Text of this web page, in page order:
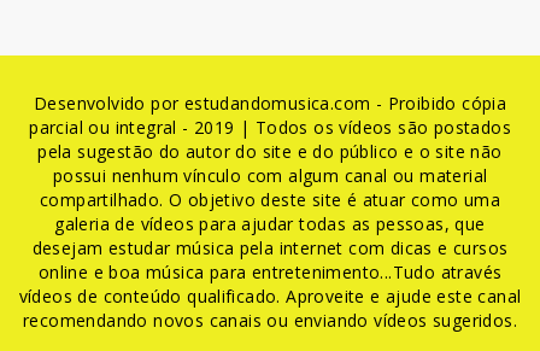
Desenvolvido por estudandomusica.com - Proibido cópia
parcial ou integral - 2019 | Todos os vídeos são postados
pela sugestão do autor do site e do público e o site não
possui nenhum vínculo com algum canal ou material
compartilhado. O objetivo deste site é atuar como uma
galeria de vídeos para ajudar todas as pessoas, que
desejam estudar música pela internet com dicas e cursos
online e boa música para entretenimento...Tudo através
vídeos de conteúdo qualificado. Aproveite e ajude este canal
recomendando novos canais ou enviando vídeos sugeridos.